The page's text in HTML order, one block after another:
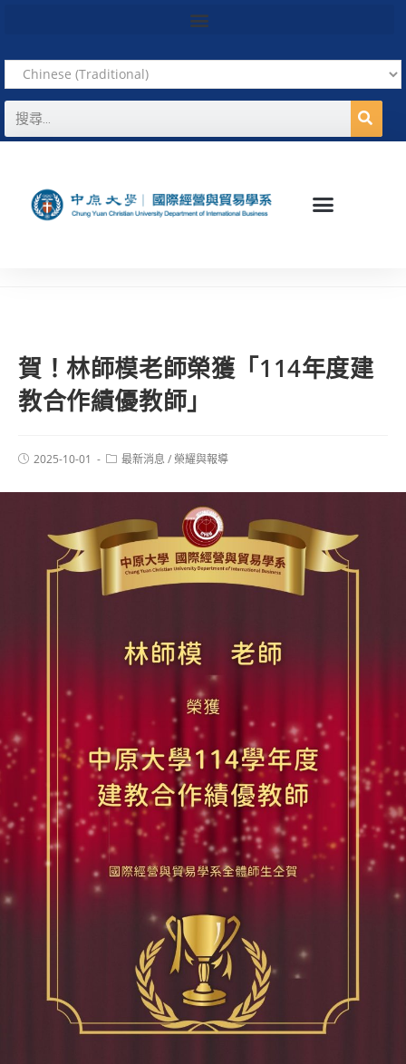
賀！林師模老師榮獲「114年度建
教合作績優教師」
2025-10-01 最新消息 /榮耀與報導